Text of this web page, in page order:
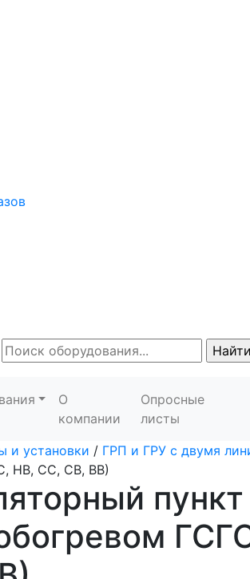
О
компании
Опросные
листы
и установки / ГРП и ГРУ с двумя
НВ, СС, СВ, ВВ)